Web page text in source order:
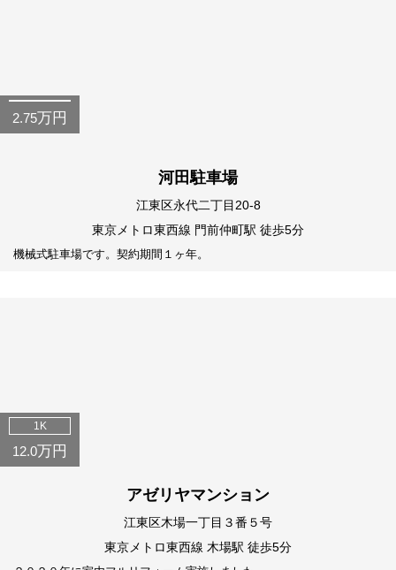
2.75万円
河田駐車場
江東区永代二丁目20-8
東京メトロ東西線 門前仲町駅 徒歩5分
機械式駐車場です。契約期間１ヶ年。
1K
12.0万円
アゼリヤマンション
江東区木場一丁目３番５号
東京メトロ東西線 木場駅 徒歩5分